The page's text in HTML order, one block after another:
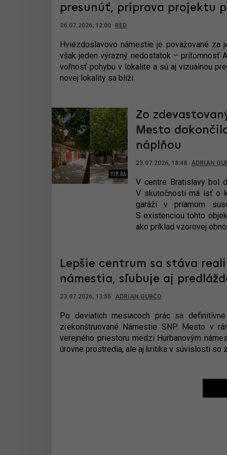
presunúť, príprava projektu
26.07.2026, 12:00 RED
Hviezdoslavovo námestie je považované za
však jeden výrazný nedostatok – prítomnosť
voľnosť pohybu v lokalite a sú aj vizuálnou
novej lokality sa blíži.
Zo
Mesto
náplňou
23.07.2026, 18:48 ADRIAN
V centre Bratislavy bol
V skutočnosti má ísť o
garáží v priamom
S existenciou tohto
ako príklad vzorovej
Lepšie centrum sa stáva
námestia, sľubuje aj
23.07.2026, 13:55 ADRIAN GUBČO
Po deviatich mesiacoch prác sa
zrekonštruované Námestie SNP. Mesto v
verejného priestoru medzi Hurbanovým
úrovne prostredia, ale aj kritika v súvislosti so